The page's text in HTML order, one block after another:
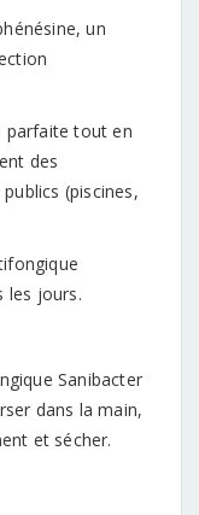
un
parfaite tout en
des
(piscines,
les jours.
Sanibacter
dans la main,
et sécher.